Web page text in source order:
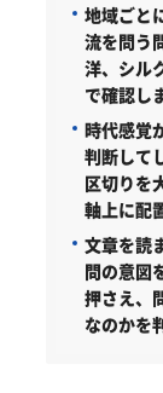
地域ごと
流を問う
洋、シル
で確認し
時代感覚
判断して
区切りを
軸上に配
文章を読
問の意図
押さえ、
なのかを